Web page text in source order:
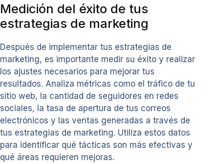
Medición del éxito de tus
estrategias de marketing
Después de implementar tus estrategias de
marketing, es importante medir su éxito y realizar
los ajustes necesarios para mejorar tus
resultados. Analiza métricas como el tráfico de tu
sitio web, la cantidad de seguidores en redes
sociales, la tasa de apertura de tus correos
electrónicos y las ventas generadas a través de
tus estrategias de marketing. Utiliza estos datos
para identificar qué tácticas son más efectivas y
qué áreas requieren mejoras.